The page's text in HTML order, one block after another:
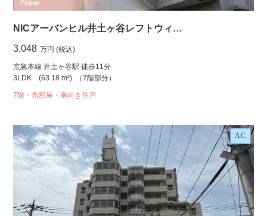
NICアーバンヒル井土ヶ谷レフトウィ…
3,048 万円 (税込)
京急本線 井土ヶ谷駅 徒歩11分
3LDK
(63.18 m²) （7階部分）
7階・角部屋・南向き住戸
AC